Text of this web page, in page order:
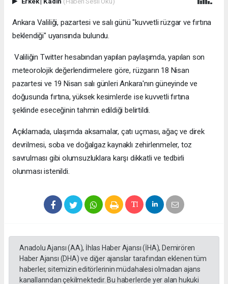
Ankara Valiliği, pazartesi ve salı günü "kuvvetli rüzgar ve fırtına
beklendiği" uyarısında bulundu.
Valiliğin Twitter hesabından yapılan paylaşımda, yapılan son
meteorolojik değerlendirmelere göre, rüzgarın 18 Nisan
pazartesi ve 19 Nisan salı günleri Ankara'nın güneyinde ve
doğusunda fırtına, yüksek kesimlerde ise kuvvetli fırtına
şeklinde eseceğinin tahmin edildiği belirtildi.
Açıklamada, ulaşımda aksamalar, çatı uçması, ağaç ve direk
devrilmesi, soba ve doğalgaz kaynaklı zehirlenmeler, toz
savrulması gibi olumsuzluklara karşı dikkatli ve tedbirli
olunması istenildi.
Anadolu Ajansı (AA), İhlas Haber Ajansı (İHA), Demirören
Haber Ajansı (DHA) ve diğer ajanslar tarafından eklenen tüm
haberler, sitemizin editörlerinin müdahalesi olmadan ajans
kanallarından çekilmektedir. Bu haberlerde yer alan hukuki